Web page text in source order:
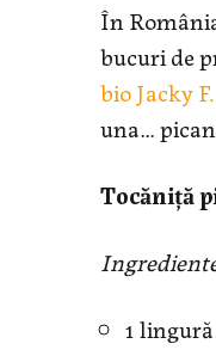
În
bucuri de
bio Jacky F.
una…
Tocăniță
1